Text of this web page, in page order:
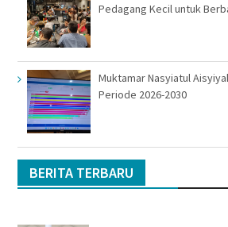
Pedagang Kecil untuk
Muktamar Nasyiatul
Periode 2026-2030
BERITA TERBARU